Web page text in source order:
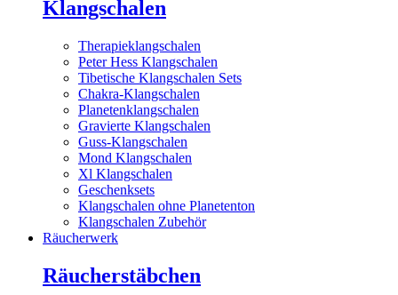
Klangschalen
Therapieklangschalen
Peter Hess Klangschalen
Tibetische Klangschalen Sets
Chakra-Klangschalen
Planetenklangschalen
Gravierte Klangschalen
Guss-Klangschalen
Mond Klangschalen
Xl Klangschalen
Geschenksets
Klangschalen ohne Planetenton
Klangschalen Zubehör
Räucherwerk
Räucherstäbchen